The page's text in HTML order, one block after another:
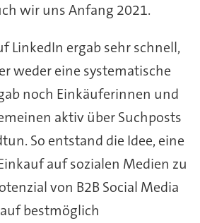
wir uns Anfang 2021.
LinkedIn ergab sehr schnell,
weder eine systematische
noch Einkäuferinnen und
aktiv über Suchposts
So entstand die Idee, eine
auf sozialen Medien zu
von B2B Social Media
bestmöglich